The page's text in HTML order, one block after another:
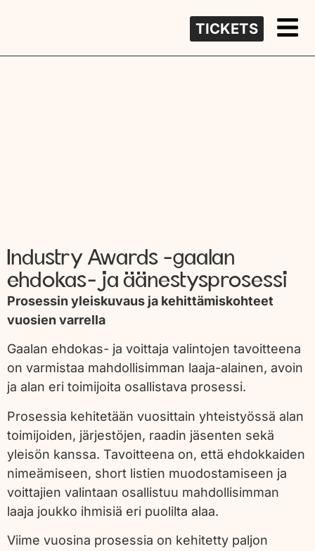
TICKETS
Industry Awards -gaalan
ehdokas- ja äänestysprosessi
Prosessin yleiskuvaus ja kehittämiskohteet
vuosien varrella
Gaalan ehdokas- ja voittaja valintojen tavoitteena
on varmistaa mahdollisimman laaja-alainen, avoin
ja alan eri toimijoita osallistava prosessi.
Prosessia kehitetään vuosittain yhteistyössä alan
toimijoiden, järjestöjen, raadin jäsenten sekä
yleisön kanssa. Tavoitteena on, että ehdokkaiden
nimeämiseen, short listien muodostamiseen ja
voittajien valintaan osallistuu mahdollisimman
laaja joukko ihmisiä eri puolilta alaa.
Viime vuosina prosessia on kehitetty paljon